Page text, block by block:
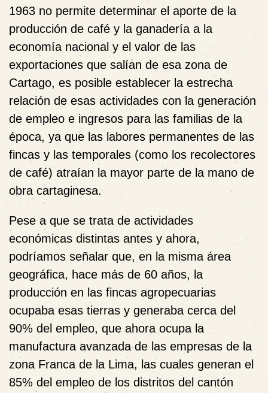
1963 no permite determinar el aporte de la
producción de café y la ganadería a la
economía nacional y el valor de las
exportaciones que salían de esa zona de
Cartago, es posible establecer la estrecha
relación de esas actividades con la generación
de empleo e ingresos para las familias de la
época, ya que las labores permanentes de las
fincas y las temporales (como los recolectores
de café) atraían la mayor parte de la mano de
obra cartaginesa.
Pese a que se trata de actividades
económicas distintas antes y ahora,
podríamos señalar que, en la misma área
geográfica, hace más de 60 años, la
producción en las fincas agropecuarias
ocupaba esas tierras y generaba cerca del
90% del empleo, que ahora ocupa la
manufactura avanzada de las empresas de la
zona Franca de la Lima, las cuales generan el
85% del empleo de los distritos del cantón